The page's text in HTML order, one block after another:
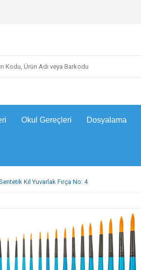
Okul Gereçleri Dosyalama
Kıl Yuvarlak Fırça No: 4